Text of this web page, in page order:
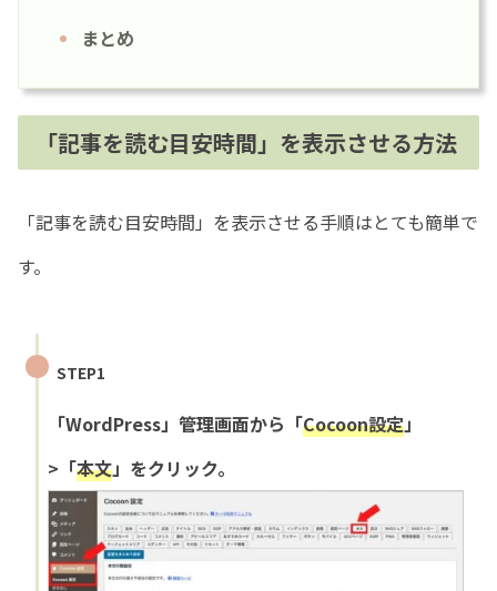
まとめ
「記事を読む目安時間」を表示させる方法
「記事を読む目安時間」を表示させる手順はとても簡単で
す。
STEP1
「WordPress」管理画面から「Cocoon設定」
>「本文」をクリック。